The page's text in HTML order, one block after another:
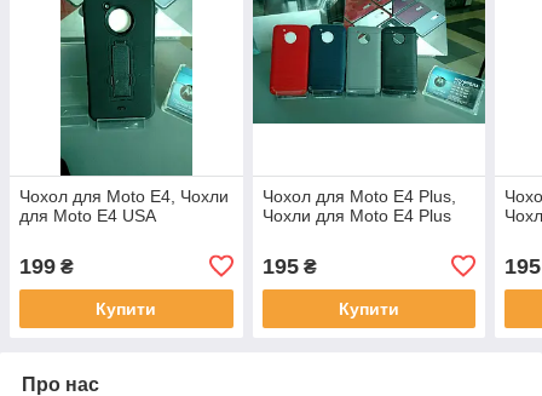
Чохол для Moto E4, Чохли
для Moto E4 USA
199 ₴
Купити
Чохол для Moto E4 Plus,
Чохли для Moto E4 Plus
195₴
Купити
195
Про нас